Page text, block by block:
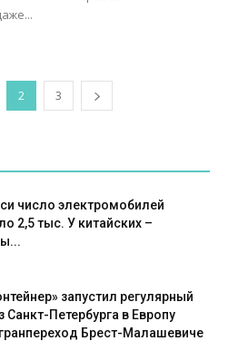
2 3
число электромобилей
2,5 тыс. У китайских –
запустил регулярный
Санкт-Петербурга в Европу
Брест-Малашевиче